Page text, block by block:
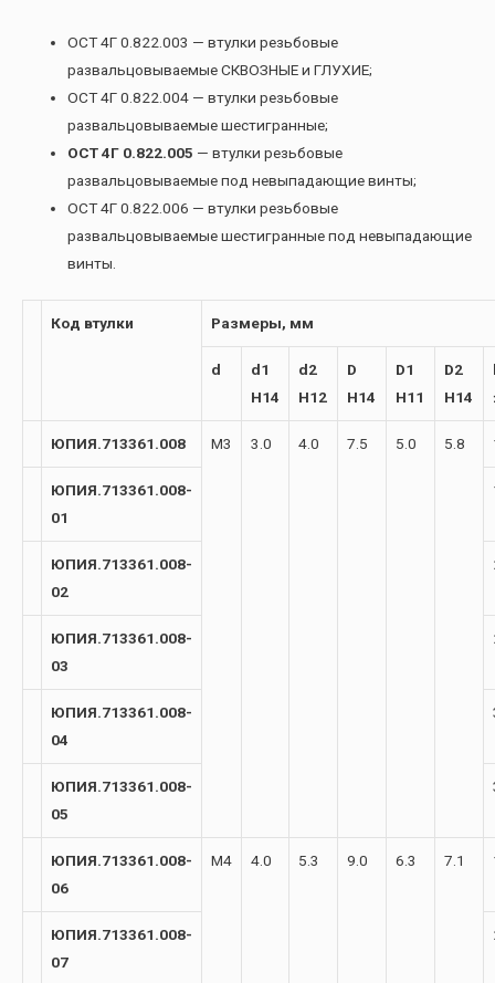
ОСТ 4Г 0.822.003 — втулки резьбовые
развальцовываемые СКВОЗНЫЕ и ГЛУХИЕ;
ОСТ 4Г 0.822.004 — втулки резьбовые
развальцовываемые шестигранные;
ОСТ 4Г 0.822.005 — втулки резьбовые
развальцовываемые под невыпадающие винты;
ОСТ 4Г 0.822.006 — втулки резьбовые
развальцовываемые шестигранные под невыпадающие
винты.
Код втулки Размеры, мм
d
d1
H14
d2
H12
D
H14
D1
H11
D2
H14
ЮПИЯ.713361.008 М3 3.0 4.0 7.5 5.0 5.8
ЮПИЯ.713361.008-
01
ЮПИЯ.713361.008-
02
ЮПИЯ.713361.008-
03
ЮПИЯ.713361.008-
04
ЮПИЯ.713361.008-
05
ЮПИЯ.713361.008-
06
М4 4.0 5.3 9.0 6.3 7.1
ЮПИЯ.713361.008-
07